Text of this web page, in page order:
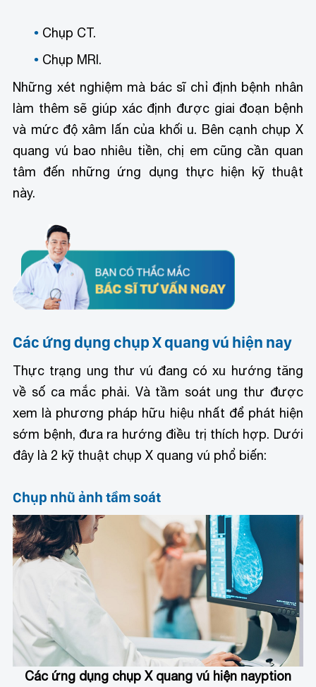
Chụp CT.
Chụp MRI.
Những xét nghiệm mà bác sĩ chỉ định bệnh nhân
làm thêm sẽ giúp xác định được giai đoạn bệnh
và mức độ xâm lấn của khối u. Bên cạnh chụp X
quang vú bao nhiêu tiền, chị em cũng cần quan
tâm đến những ứng dụng thực hiện kỹ thuật
này.
Các ứng dụng chụp X quang vú hiện nay
Thực trạng ung thư vú đang có xu hướng tăng
về số ca mắc phải. Và tầm soát ung thư được
xem là phương pháp hữu hiệu nhất để phát hiện
sớm bệnh, đưa ra hướng điều trị thích hợp. Dưới
đây là 2 kỹ thuật chụp X quang vú phổ biến:
Chụp nhũ ảnh tầm soát
Các ứng dụng chụp X quang vú hiện nayption